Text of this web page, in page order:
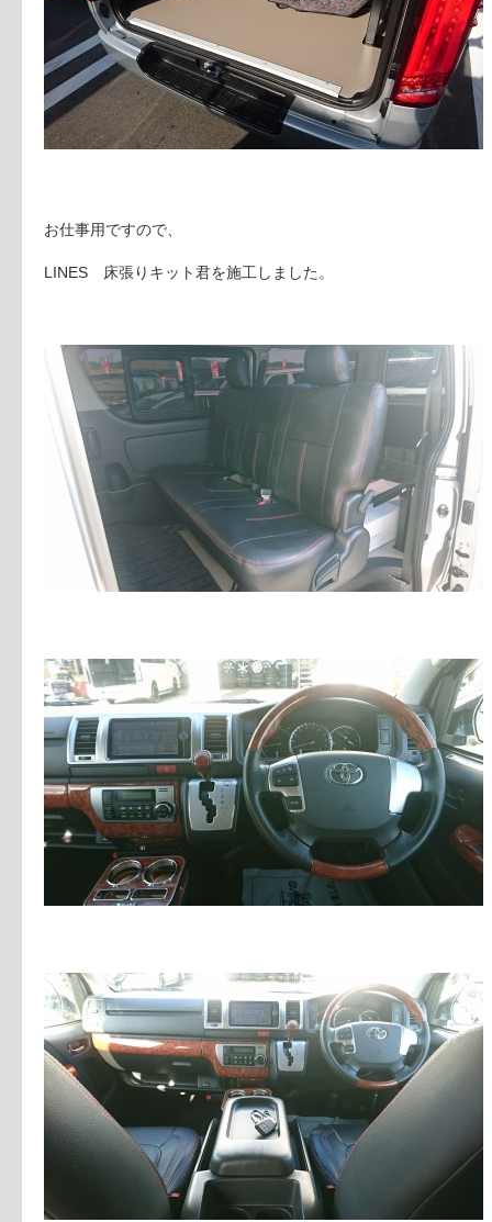
お仕事用ですので、
LINES 床張りキット君を施工しました。